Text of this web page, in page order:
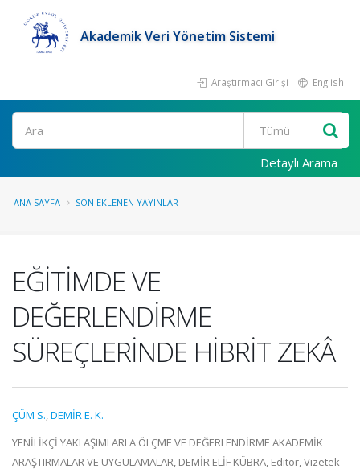
Akademik Veri Yönetim Sistemi
Araştırmacı Girişi English
Ara
Detaylı Arama
ANA SAYFA SON EKLENEN YAYINLAR
EĞİTİMDE VE
DEĞERLENDİRME
SÜREÇLERİNDE HİBRİT ZEKÂ
ÇÜM S.,DEMİR E. K.
YENİLİKÇİ YAKLAŞIMLARLA ÖLÇME VE DEĞERLENDİRME AKADEMİK
ARAŞTIRMALAR VE UYGULAMALAR, DEMİR ELİF KÜBRA, Editör, Vizetek